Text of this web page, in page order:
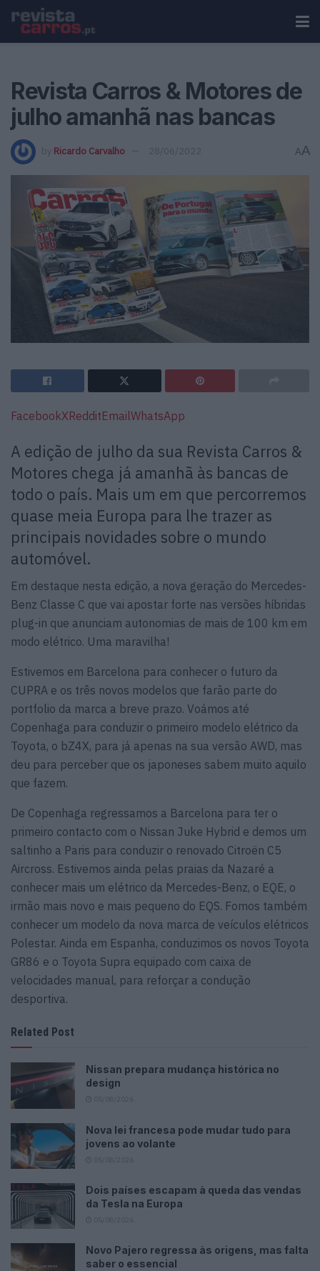
Revista Carros & Motores de
julho amanhã nas bancas
by Ricardo Carvalho 28/06/2022 AA
FacebookXRedditEmailWhatsApp
A edição de julho da sua Revista Carros &
Motores chega já amanhã às bancas de
todo o país. Mais um em que percorremos
quase meia Europa para lhe trazer as
principais novidades sobre o mundo
automóvel.
Em destaque nesta edição, a nova geração do Mercedes-
Benz Classe C que vai apostar forte nas versões híbridas
plug-in que anunciam autonomias de mais de 100 km em
modo elétrico. Uma maravilha!
Estivemos em Barcelona para conhecer o futuro da
CUPRA e os três novos modelos que farão parte do
portfolio da marca a breve prazo. Voámos até
Copenhaga para conduzir o primeiro modelo elétrico da
Toyota, o bZ4X, para já apenas na sua versão AWD, mas
deu para perceber que os japoneses sabem muito aquilo
que fazem.
De Copenhaga regressamos a Barcelona para ter o
primeiro contacto com o Nissan Juke Hybrid e demos um
saltinho a Paris para conduzir o renovado Citroën C5
Aircross. Estivemos ainda pelas praias da Nazaré a
conhecer mais um elétrico da Mercedes-Benz, o EQE, o
irmão mais novo e mais pequeno do EQS. Fomos também
conhecer um modelo da nova marca de veículos elétricos
Polestar. Ainda em Espanha, conduzimos os novos Toyota
GR86 e o Toyota Supra equipado com caixa de
velocidades manual, para reforçar a condução
desportiva.
Related Post
Nissan prepara mudança histórica no
design
Nova lei francesa pode mudar tudo para
jovens ao volante
Dois países escapam à queda das vendas
da Tesla na Europa
Novo Pajero regressa às origens, mas falta
saber o essencial